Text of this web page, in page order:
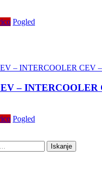
Pogled
– INTERCOOLER
Pogled
Iskanje